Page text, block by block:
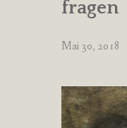
fragen
Mai 30, 2018